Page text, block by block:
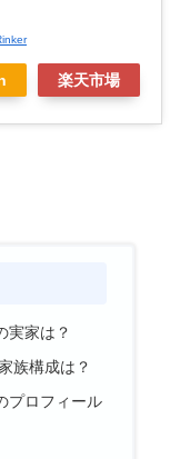
楽天市場
実家は？
族構成は？
プロフィール